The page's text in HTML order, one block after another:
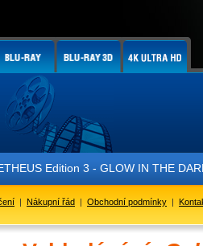
Edition 3 - GLOW IN THE
| Nákupní řád | Obchodní podmínky |